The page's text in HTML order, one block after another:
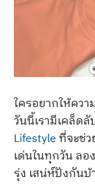
ใครอยากให้คว
วันนี้เรามีเคล็ด
Lifestyleที่จะช่
เด่นในทุกวัน ลอ
รุ่ง เสน่ห์ปังกันบ้